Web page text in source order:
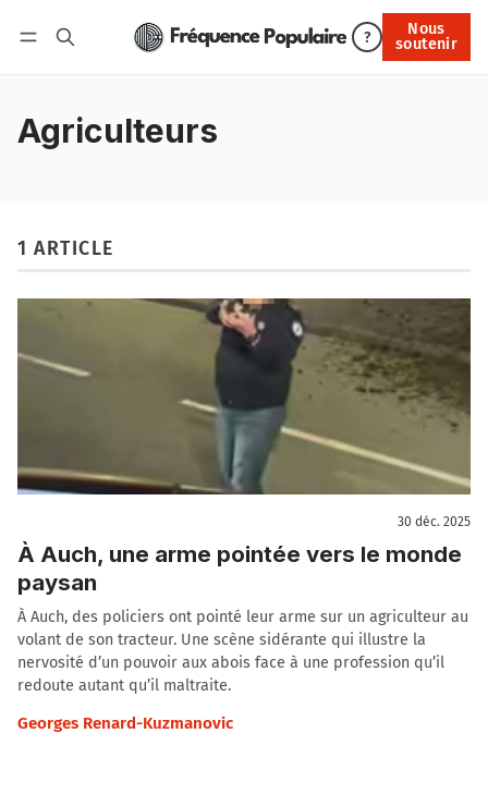
?
Nous
soutenir
Nous soutenir
Agriculteurs
1 ARTICLE
30 déc. 2025
À Auch, une arme pointée vers le monde
paysan
À Auch, des policiers ont pointé leur arme sur un agriculteur au
volant de son tracteur. Une scène sidérante qui illustre la
nervosité d’un pouvoir aux abois face à une profession qu’il
redoute autant qu’il maltraite.
Georges Renard-Kuzmanovic